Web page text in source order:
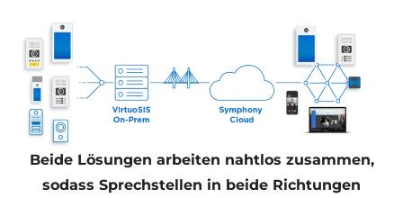
Beide Lösungen arbeiten nahtlos zusammen,
sodass Sprechstellen in beide Richtungen